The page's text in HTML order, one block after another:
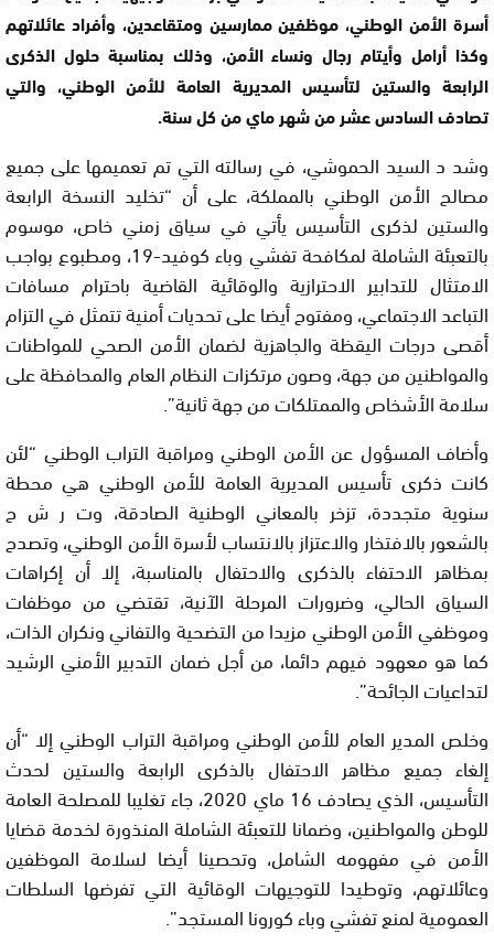
أسرة الأمن الوطني، موظفين ممارسين ومتقاعدين، وأفراد عائلاتهم
وكذا أرامل وأيتام رجال ونساء الأمن، وذلك بمناسبة حلول الذكرى
الرابعة والستين لتأسيس المديرية العامة للأمن الوطني، والتي
تصادف السادس عشر من شهر ماي من كل سنة.
وشد د السيد الحموشي، في رسالته التي تم تعميمها على جميع
مصالح الأمن الوطني بالمملكة، على أن “تخليد النسخة الرابعة
والستين لذكرى التأسيس يأتي في سياق زمني خاص، موسوم
بالتعبئة الشاملة لمكافحة تفشي وباء كوفيد-19، ومطبوع بواجب
الامتثال للتدابير الاحترازية والوقائية القاضية باحترام مسافات
التباعد الاجتماعي، ومفتوح أيضا على تحديات أمنية تتمثل في التزام
أقصى درجات اليقظة والجاهزية لضمان الأمن الصحي للمواطنات
والمواطنين من جهة، وصون مرتكزات النظام العام والمحافظة على
سلامة الأشخاص والممتلكات من جهة ثانية”.
وأضاف المسؤول عن الأمن الوطني ومراقبة التراب الوطني “لئن
كانت ذكرى تأسيس المديرية العامة للأمن الوطني هي محطة
سنوية متجددة، تزخر بالمعاني الوطنية الصادقة، وت ر ش ح
بالشعور بالافتخار والاعتزاز بالانتساب لأسرة الأمن الوطني، وتصدح
بمظاهر الاحتفاء بالذكرى والاحتفال بالمناسبة، إلا أن إكراهات
السياق الحالي، وضرورات المرحلة الآنية، تقتضي من موظفات
وموظفي الأمن الوطني مزيدا من التضحية والتفاني ونكران الذات،
كما هو معهود فيهم دائما، من أجل ضمان التدبير الأمني الرشيد
لتداعيات الجائحة”.
وخلص المدير العام للأمن الوطني ومراقبة التراب الوطني إلا “أن
إلغاء جميع مظاهر الاحتفال بالذكرى الرابعة والستين لحدث
التأسيس، الذي يصادف 16 ماي 2020، جاء تغليبا للمصلحة العامة
للوطن والمواطنين، وضمانا للتعبئة الشاملة المنذورة لخدمة قضايا
الأمن في مفهومه الشامل، وتحصينا أيضا لسلامة الموظفين
وعائلاتهم، وتوطيدا للتوجيهات الوقائية التي تفرضها السلطات
العمومية لمنع تفشي وباء كورونا المستجد”.